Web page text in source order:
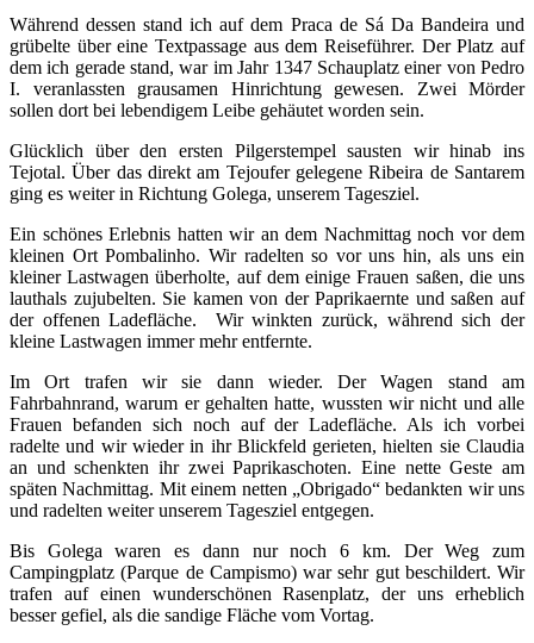
Während dessen stand ich auf dem Praca de Sá Da Bandeira und
grübelte über eine Textpassage aus dem Reiseführer. Der Platz auf
dem ich gerade stand, war im Jahr 1347 Schauplatz einer von Pedro
I. veranlassten grausamen Hinrichtung gewesen. Zwei Mörder
sollen dort bei lebendigem Leibe gehäutet worden sein.
Glücklich über den ersten Pilgerstempel sausten wir hinab ins
Tejotal. Über das direkt am Tejoufer gelegene Ribeira de Santarem
ging es weiter in Richtung Golega, unserem Tagesziel.
Ein schönes Erlebnis hatten wir an dem Nachmittag noch vor dem
kleinen Ort Pombalinho. Wir radelten so vor uns hin, als uns ein
kleiner Lastwagen überholte, auf dem einige Frauen saßen, die uns
lauthals zujubelten. Sie kamen von der Paprikaernte und saßen auf
der offenen Ladefläche. Wir winkten zurück, während sich der
kleine Lastwagen immer mehr entfernte.
Im Ort trafen wir sie dann wieder. Der Wagen stand am
Fahrbahnrand, warum er gehalten hatte, wussten wir nicht und alle
Frauen befanden sich noch auf der Ladefläche. Als ich vorbei
radelte und wir wieder in ihr Blickfeld gerieten, hielten sie Claudia
an und schenkten ihr zwei Paprikaschoten. Eine nette Geste am
späten Nachmittag. Mit einem netten „Obrigado“ bedankten wir uns
und radelten weiter unserem Tagesziel entgegen.
Bis Golega waren es dann nur noch 6 km. Der Weg zum
Campingplatz (Parque de Campismo) war sehr gut beschildert. Wir
trafen auf einen wunderschönen Rasenplatz, der uns erheblich
besser gefiel, als die sandige Fläche vom Vortag.